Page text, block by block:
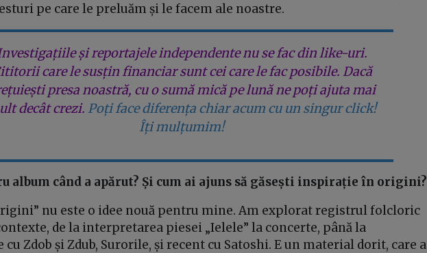
pe care le preluăm și le facem ale noastre.
și reportajele independente nu se fac din like-uri.
care le susțin financiar sunt cei care le fac posibile. Dacă
presa noastră, cu o sumă mică pe lună ne poți ajuta mai
decât crezi. Poți face diferența chiar acum cu un singur click!
Îți mulțumim!
album când a apărut? Și cum ai ajuns să găsești inspirație în origini?
nu este o idee nouă pentru mine. Am explorat registrul folcloric
de la interpretarea piesei „Ielele” la concerte, până la
cu Zdob și Zdub, Surorile, și recent cu Satoshi. E un material dorit, care a